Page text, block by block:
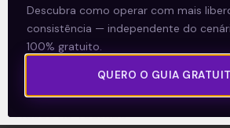
Explore
E Eu Com Isso?
Vídeos no Youtube
Descubra como operar com mais
consistência — independente do
100% gratuito.
QUERO O GUIA